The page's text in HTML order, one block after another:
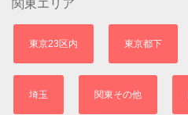
関東エリア
東京23区内 東京都下
埼玉 関東その他